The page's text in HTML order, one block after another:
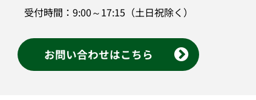
受付時間：9:00～17:15（土日祝除く）
お問い合わせはこちら